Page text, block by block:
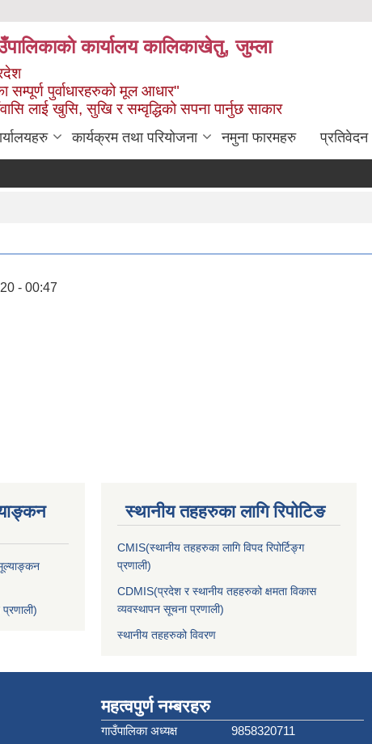
कार्यालय कालिकाखेतु, जुम्ला
सम्पूर्ण पुर्वाधारहरुको मूल आधार"
लाई खुसि, सुखि र सम्वृद्धिको सपना पार्नुछ साकार
कार्यक्रम तथा परियोजना नमुना फारमहरु प्रतिवेदन
- 00:47
स्थानीय तहहरुका लागि रिपोटिङ
CMIS(स्थानीय तहहरुका लागि विपद रिपोर्टिङ्ग
प्रणाली)
CDMIS(प्रदेश र स्थानीय तहहरुको क्षमता विकास
व्यवस्थापन सूचना प्रणाली)
स्थानीय तहहरुको विवरण
महत्वपुर्ण नम्बरहरु
गाउँपालिका अध्यक्ष
9858320711